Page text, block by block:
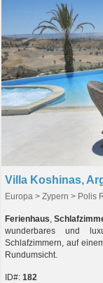
Villa Koshinas,
Europa > Zypern > Polis
Ferienhaus,
wunderbares und
Schlafzimmern, auf
Rundumsicht.
ID#: 182